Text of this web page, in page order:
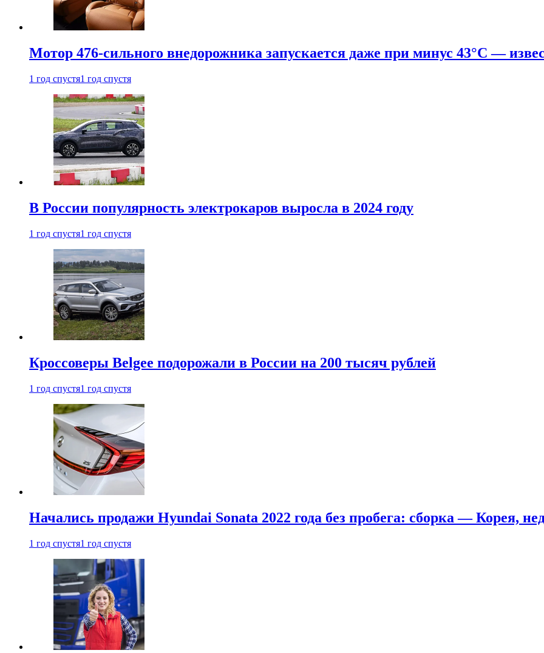
Мотор 476-сильного внедорожника запускается даже при минус 43°С —
1 год спустя1 год спустя
В России популярность электрокаров выросла в 2024 году
1 год спустя1 год спустя
Кроссоверы Belgee подорожали в России на 200 тысяч рублей
1 год спустя1 год спустя
Начались продажи Hyundai Sonata 2022 года без пробега: сборка — Корея,
1 год спустя1 год спустя